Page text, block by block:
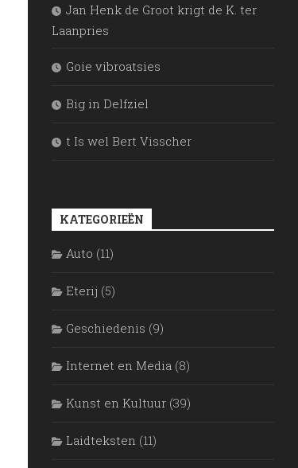
Jan Henk de Groot krigt de K. ter
Laanpries
Goie vibroatsies
Big in Delfziel
t Is wel Bert Visscher
KATEGORIEËN
Auto (11)
Eterij (5)
Geschiedenis (9)
Internet en Media (8)
Kunst en Kultuur (39)
Laidteksten (11)